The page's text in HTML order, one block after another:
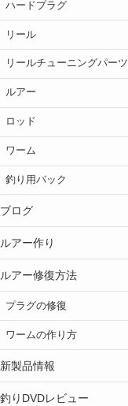
ハードプラグ
リール
リールチューニングパーツ
ルアー
ロッド
ワーム
釣り用バック
ブログ
ルアー作り
ルアー修復方法
プラグの修復
ワームの作り方
新製品情報
釣りDVDレビュー